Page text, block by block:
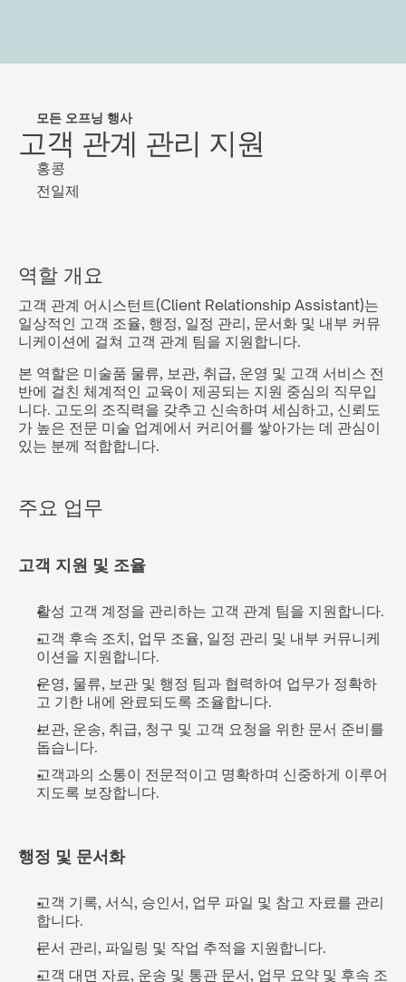
모든 오프닝 행사
고객 관계 관리 지원
홍콩
전일제
역할 개요
고객 관계 어시스턴트(Client Relationship Assistant)는
일상적인 고객 조율, 행정, 일정 관리, 문서화 및 내부 커뮤
니케이션에 걸쳐 고객 관계 팀을 지원합니다.
본 역할은 미술품 물류, 보관, 취급, 운영 및 고객 서비스 전
반에 걸친 체계적인 교육이 제공되는 지원 중심의 직무입
니다. 고도의 조직력을 갖추고 신속하며 세심하고, 신뢰도
가 높은 전문 미술 업계에서 커리어를 쌓아가는 데 관심이
있는 분께 적합합니다.
주요 업무
고객 지원 및 조율
활성 고객 계정을 관리하는 고객 관계 팀을 지원합니다.
고객 후속 조치, 업무 조율, 일정 관리 및 내부 커뮤니케
이션을 지원합니다.
운영, 물류, 보관 및 행정 팀과 협력하여 업무가 정확하
고 기한 내에 완료되도록 조율합니다.
보관, 운송, 취급, 청구 및 고객 요청을 위한 문서 준비를
돕습니다.
고객과의 소통이 전문적이고 명확하며 신중하게 이루어
지도록 보장합니다.
행정 및 문서화
고객 기록, 서식, 승인서, 업무 파일 및 참고 자료를 관리
합니다.
문서 관리, 파일링 및 작업 추적을 지원합니다.
고객 대면 자료, 운송 및 통관 문서, 업무 요약 및 후속 조